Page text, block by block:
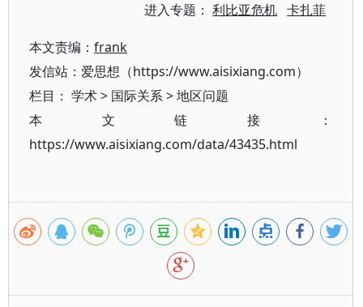
进入专题：利比亚危机 卡扎菲
本文责编： frank
发信站：爱思想（https://www.aisixiang.com）
栏目： 学术> 国际关系>地区问题
本文链接：
https://www.aisixiang.com/data/43435.html